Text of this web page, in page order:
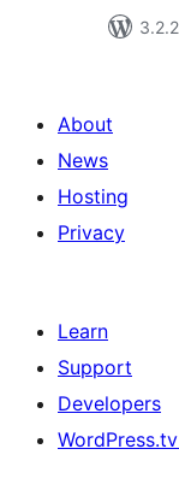
About
News
Hosting
Privacy
Learn
Support
Developers
WordPress.tv